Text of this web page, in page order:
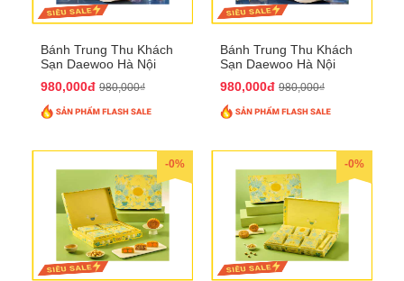
Bánh Trung Thu Khách
Sạn Daewoo Hà Nội
QTTT30
980,000đ 980,000₫
Bánh Trung Thu Khách
Sạn Daewoo Hà Nội
QTTT31
980,000đ 980,000₫
-0% -0%